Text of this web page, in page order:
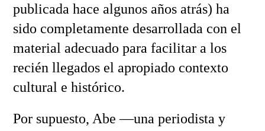
publicada hace algunos años atrás) ha
sido completamente desarrollada con el
material adecuado para facilitar a los
recién llegados el apropiado contexto
cultural e histórico.
Por supuesto, Abe —una periodista y